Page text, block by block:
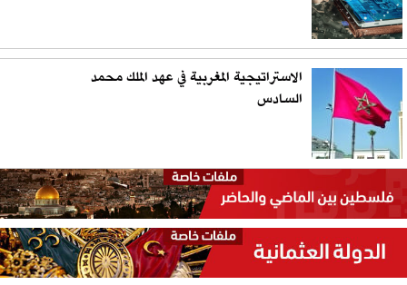
الاستراتيجية المغربية في عهد الملك محمد
السادس